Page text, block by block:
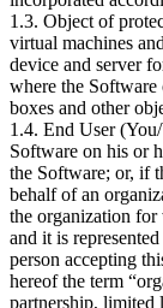
1.3. Object of
virtual machines
device and server
where the Software
boxes and other
1.4. End User
Software on his or
the Software; or, if
behalf of an
the organization
and it is
person accepting
hereof the term
partnership, limited